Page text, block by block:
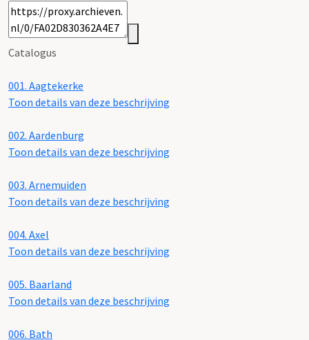
Catalogus
001. Aagtekerke
Toon details van deze beschrijving
002. Aardenburg
Toon details van deze beschrijving
003. Arnemuiden
Toon details van deze beschrijving
004. Axel
Toon details van deze beschrijving
005. Baarland
Toon details van deze beschrijving
006. Bath